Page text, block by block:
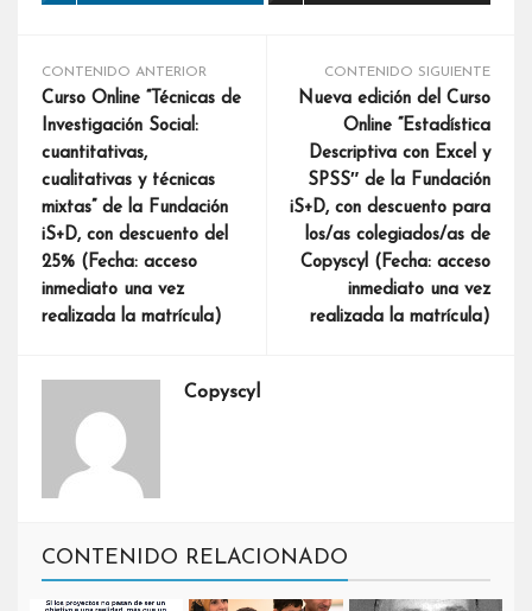
CONTENIDO ANTERIOR
Curso Online “Técnicas de
Investigación Social:
cuantitativas,
cualitativas y técnicas
mixtas” de la Fundación
iS+D, con descuento del
25% (Fecha: acceso
inmediato una vez
realizada la matrícula)
CONTENIDO SIGUIENTE
Nueva edición del Curso
Online “Estadística
Descriptiva con Excel y
SPSS″ de la Fundación
iS+D, con descuento para
los/as colegiados/as de
Copyscyl (Fecha: acceso
inmediato una vez
realizada la matrícula)
Copyscyl
CONTENIDO RELACIONADO